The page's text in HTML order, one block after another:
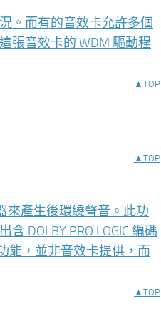
。而有的音效卡允許多個
張音效卡的 WDM 驅動程
▲TOP
▲TOP
來產生後環繞聲音。此功
DOLBY PRO LOGIC 編碼
能，並非音效卡提供，而
▲TOP